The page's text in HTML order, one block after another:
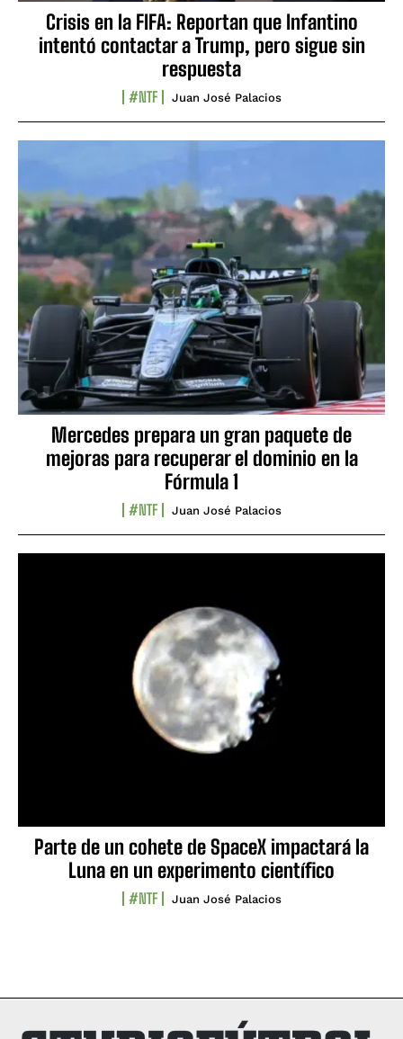
Crisis en la FIFA: Reportan que Infantino
intentó contactar a Trump, pero sigue sin
respuesta
#NTF Juan José Palacios
Mercedes prepara un gran paquete de
mejoras para recuperar el dominio en la
Fórmula 1
#NTF Juan José Palacios
Parte de un cohete de SpaceX impactará la
Luna en un experimento científico
#NTF Juan José Palacios